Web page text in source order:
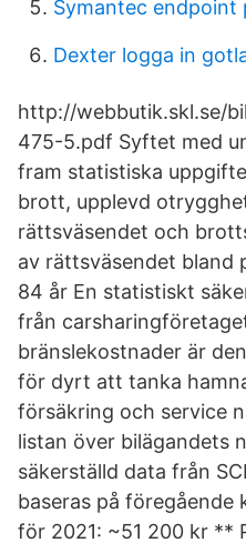
Symantec endpoint
Dexter logga in
http://webbutik.skl.se/
475-5.pdf Syftet med
fram statistiska
brott, upplevd
rättsväsendet och
av rättsväsendet bland
84 år En statistiskt
från
bränslekostnader är
för dyrt att tanka
försäkring och service
listan över bilägandets
säkerställd data från
baseras på föregående
för 2021: ~51 200 kr **